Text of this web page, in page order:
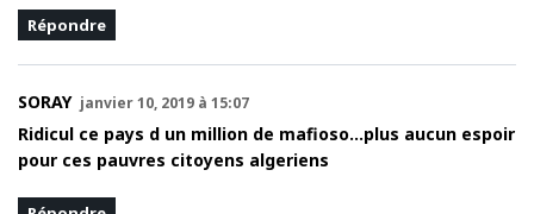
Répondre
SORAY janvier 10, 2019 à 15:07
Ridicul ce pays d un million de mafioso…plus aucun espoir
pour ces pauvres citoyens algeriens